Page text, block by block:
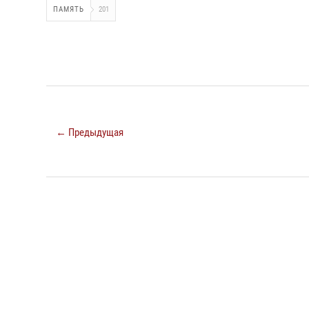
ПАМЯТЬ 201
← Предыдущая